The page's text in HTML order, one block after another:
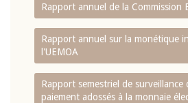
Rapport annuel de la Commission
Rapport annuel sur la monétique
l'UEMOA
Rapport semestriel de surveillance
paiement adossés à la monnaie